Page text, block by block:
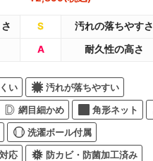
S 汚れの落ちやすさ
A 耐久性の高さ
い 汚れが落ちやすい
網目細かめ 角形ネット
洗濯ボール付属
応 防カビ・防菌加工済み